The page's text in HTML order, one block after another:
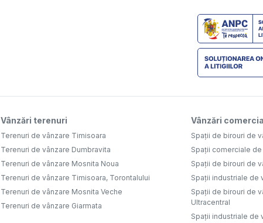
Vânzări terenuri
Terenuri de vânzare Timisoara
Terenuri de vânzare Dumbravita
Terenuri de vânzare Mosnita Noua
Terenuri de vânzare Timisoara, Torontalului
Terenuri de vânzare Mosnita Veche
Terenuri de vânzare Giarmata
Vânzări comercial
Spații de birouri de
Spații comerciale
Spații de birouri de
Spații industriale de
Spații de birouri de
Ultracentral
Spații industriale de